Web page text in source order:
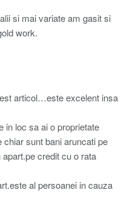
si mai variate am gasit si
work.
articol…este excelent insa
in loc sa ai o proprietate
sunt bani aruncati pe
credit cu o rata
al persoanei in cauza